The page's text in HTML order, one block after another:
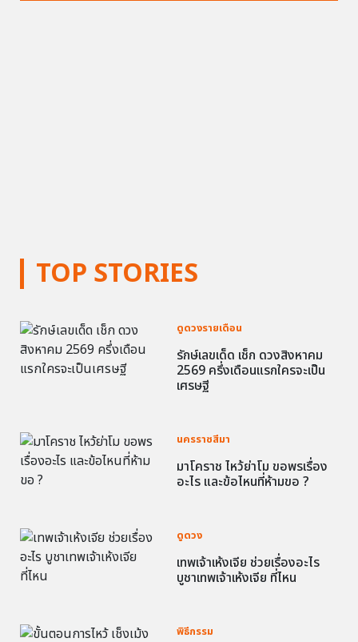
TOP STORIES
ดูดวงรายเดือน
รักษ์เลขเด็ด เช็ก ดวงสิงหาคม
2569 ครึ่งเดือนแรกใครจะเป็น
เศรษฐี
นครราชสีมา
มาโคราช ไหว้ย่าโม ขอพรเรื่อง
อะไร และข้อไหนที่ห้ามขอ ?
ดูดวง
เทพเจ้าเห้งเจีย ช่วยเรื่องอะไร
บูชาเทพเจ้าเห้งเจีย ที่ไหน
พิธีกรรม